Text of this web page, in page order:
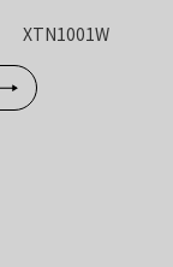
XTN1001W